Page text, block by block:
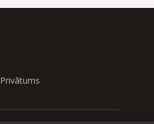
Privātums